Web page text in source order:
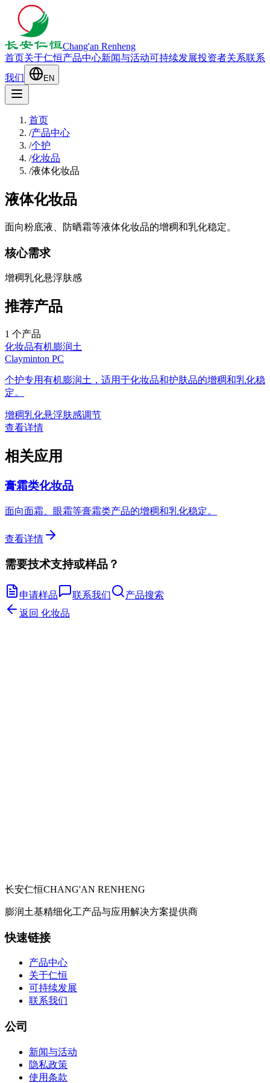
Chang'an Renheng
首页关于仁恒产品中心新闻与活动可持续发展投资者关系联系
我们
EN
首页
/产品中心
/个护
/化妆品
/液体化妆品
液体化妆品
面向粉底液、防晒霜等液体化妆品的增稠和乳化稳定。
核心需求
增稠乳化悬浮肤感
推荐产品
1 个产品
化妆品有机膨润土
Clayminton PC
个护专用有机膨润土，适用于化妆品和护肤品的增稠和乳化稳
定。
增稠乳化悬浮肤感调节
查看详情
相关应用
膏霜类化妆品
面向面霜、眼霜等膏霜类产品的增稠和乳化稳定。
查看详情
需要技术支持或样品？
申请样品 联系我们
产品搜索
返回 化妆品
长安仁恒CHANG'AN RENHENG
膨润土基精细化工产品与应用解决方案提供商
快速链接
产品中心
关于仁恒
可持续发展
联系我们
公司
新闻与活动
隐私政策
使用条款